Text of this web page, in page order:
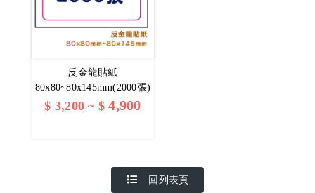
反金龍貼紙
80x80~80x145mm(2000張)
$ 3,200 ~ $4,900
回列表頁